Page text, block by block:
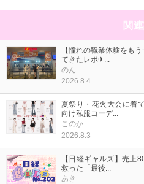
関
【憧れの職業体験をも
てきたレポ✈...
のん
2026.8.4
夏祭り・花火大会に着
向け私服コーデ...
このか
2026.8.3
【日経ギャルズ】売上
救った「最後...
あき